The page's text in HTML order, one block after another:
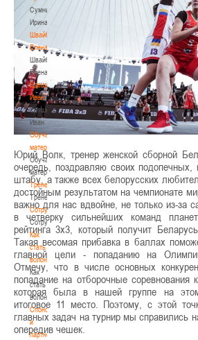
Сумникова
Ирина
Швайбович
Елена
Швайбович
Елена
Едешко
Иван
Едешко
Иван
Обучающие
материалы
Обучающие
материалы
Тренерам
Тренерам
Сотрудничество
Сотрудничество
Как
стать
волонтером
Как
стать
волонтером
Спонсоры
и
партнеры
Юрий Волк, тренер женской сборной
очередь, поздравляю своих подопечных,
штабу, а также всех белорусских
достойным результатом на чемпионате
важно для нас вдвойне, не только из-за
в четверку сильнейших команд
рейтинга 3х3, который получит
Такая весомая прибавка в баллах
главной цели - попаданию на
Отмечу, что в числе основных
попадание на отборочные соревнования
которая была в нашей группе на
итоговое 11 место. Поэтому, с этой
главных задач на турнир мы справились
опередив чешек.